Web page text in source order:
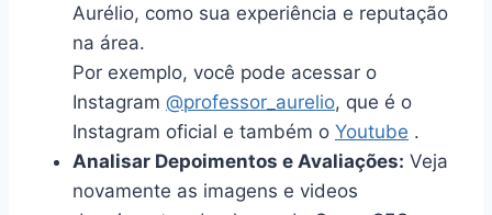
Aurélio, como sua experiência e reputação
na área.
Por exemplo, você pode acessar o
Instagram @professor_aurelio, que é o
Instagram oficial e também o Youtube .
Analisar Depoimentos e Avaliações: Veja
novamente as imagens e videos